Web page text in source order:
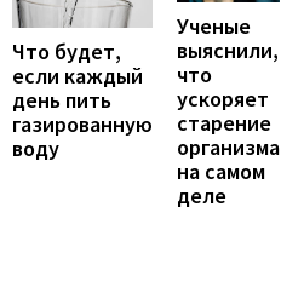
Что будет,
если каждый
день пить
газированную
воду
Ученые
выяснили,
что
ускоряет
старение
организма
на самом
деле